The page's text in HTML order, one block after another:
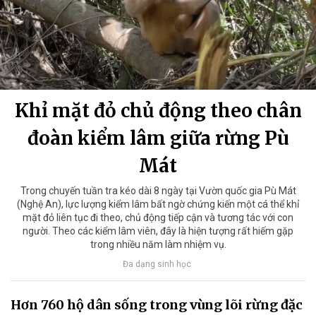
Khỉ mặt đỏ chủ động theo chân
đoàn kiểm lâm giữa rừng Pù
Mát
Trong chuyến tuần tra kéo dài 8 ngày tại Vườn quốc gia Pù Mát
(Nghệ An), lực lượng kiểm lâm bất ngờ chứng kiến một cá thể khỉ
mặt đỏ liên tục đi theo, chủ động tiếp cận và tương tác với con
người. Theo các kiểm lâm viên, đây là hiện tượng rất hiếm gặp
trong nhiều năm làm nhiệm vụ.
Đa dạng sinh học
Hơn 760 hộ dân sống trong vùng lõi rừng đặc